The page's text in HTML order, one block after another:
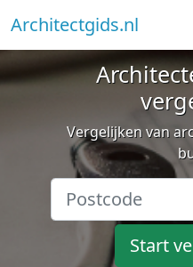
Architectgids.nl
Vergelijken van
Start